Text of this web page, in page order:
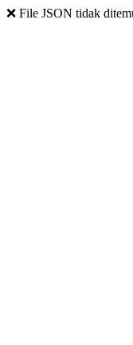
❌ File JSON tidak